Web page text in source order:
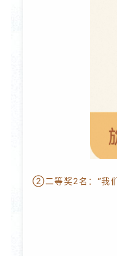
②二等奖2名：“我